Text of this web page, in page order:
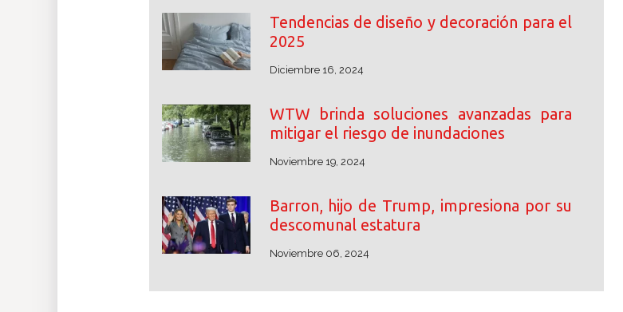
Tendencias de diseño y decoración para el
2025
Diciembre 16, 2024
WTW brinda soluciones avanzadas para
mitigar el riesgo de inundaciones
Noviembre 19, 2024
Barron, hijo de Trump, impresiona por su
descomunal estatura
Noviembre 06, 2024